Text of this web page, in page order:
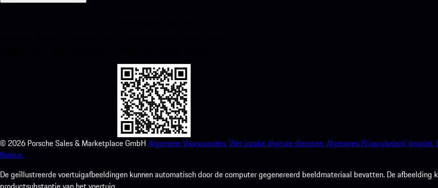
© 2026 Porsche Sales & Marketplace GmbH Algemene Voorwaarden.Wet inzake digitale diensten.Algemeen Privacybeleid. Imprint.
Notice.
De geïllustreerde voertuigafbeeldingen kunnen automatisch door de computer gegenereerd beeldmateriaal bevatten. De